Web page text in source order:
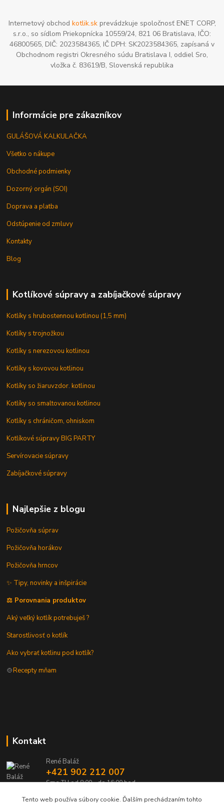
Internetový obchod kotlik.skprevádzkuje spoločnosť ENET CORP,
s.r.o., so sídlom Priekopnícka 10559/24, 821 06 Bratislava, IČO:
46800565, DIČ: 2023584365, IČ DPH: SK2023584365, zapísaná v
Obchodnom registri Okresného súdu Bratislava I, oddiel Sro,
vložka č. 83619/B, Slovenská republika
Informácie pre zákazníkov
GULÁŠOVÁ KALKULAČKA
Všetko o nákupe
Obchodné podmienky
Dozorný orgán (SOI)
Doprava a platba
Odstúpenie od zmluvy
Kontakty
Blog
Kotlíkové súpravy a zabíjačkové súpravy
Kotlíky s hrubostennou kotlinou (1,5 mm)
Kotlíky s trojnožkou
Kotlíky s nerezovou kotlinou
Kotlíky s kovovou kotlinou
Kotlíky so žiaruvzdor. kotlinou
Kotlíky so smaltovanou kotlinou
Kotlíky s chráničom, ohniskom
Kotlíkové súpravy BIG PARTY
Servírovacie súpravy
Zabíjačkové súpravy
Najlepšie z blogu
Požičovňa súprav
Požičovňa horákov
Požičovňa hrncov
✨ Tipy, novinky a inšpirácie
⚖️ Porovnania produktov
Aký veľký kotlík potrebuješ ?
Starostlivosť o kotlík
Ako vybrať kotlinu pod kotlík?
🍲Recepty mňam
Kontakt
René Baláž
+421 902 212 007
Sme TU od 8:00 - do 16:00 hod
info@kotlik.sk
Tento web používa súbory cookie. Ďalším prechádzaním tohto